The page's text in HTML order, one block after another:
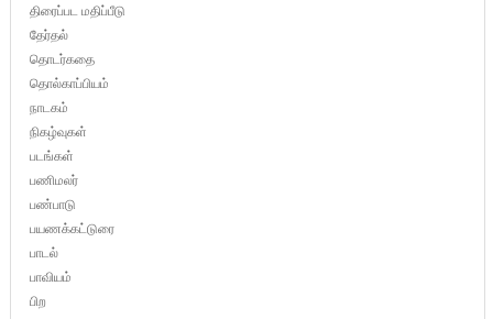
திரைப்பட மதிப்பீடு
தேர்தல்
தொடர்கதை
தொல்காப்பியம்
நாடகம்
நிகழ்வுகள்
படங்கள்
பணிமலர்
பண்பாடு
பயணக்கட்டுரை
பாடல்
பாவியம்
பிற